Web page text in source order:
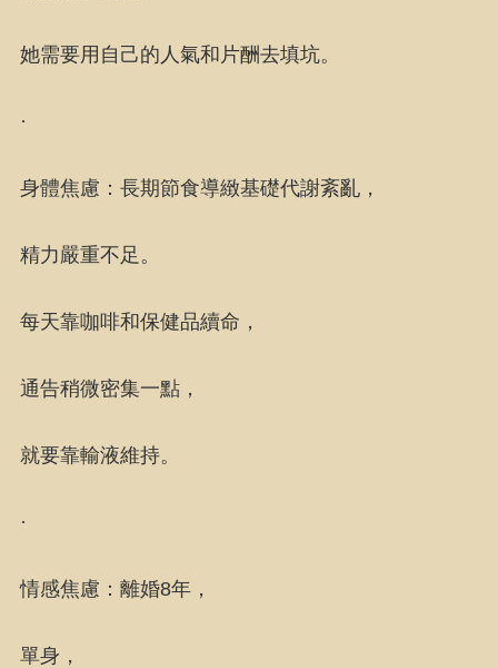
她需要用自己的人氣和片酬去填坑。
·
身體焦慮：長期節食導緻基礎代謝紊亂，
精力嚴重不足。
每天靠咖啡和保健品續命，
通告稍微密集一點，
就要靠輸液維持。
·
情感焦慮：離婚8年，
單身，